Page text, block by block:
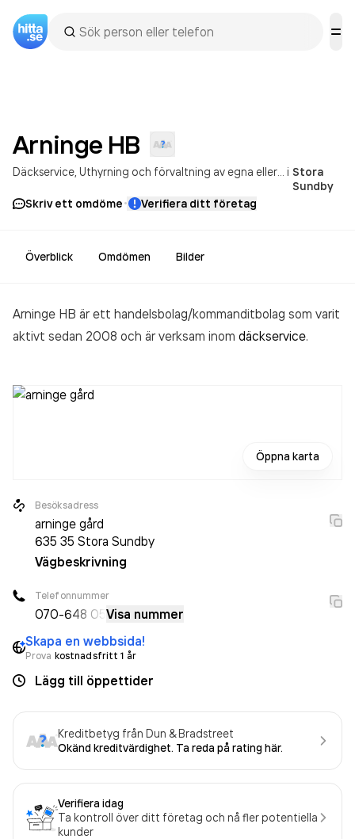
Arninge HB
Däckservice Uthyrning och förvaltning av egna eller arrenderade, andra lokaler i Stora
Sundby
Skriv ett omdöme· Verifiera ditt företag
Överblick Omdömen Bilder
Arninge HB är ett handelsbolag/kommanditbolag som varit
aktivt sedan 2008 och är verksam inom däckservice.
Öppna karta
Besöksadress
arninge gård
635 35 Stora Sundby
Vägbeskrivning
Telefonnummer
070-648 05 Visa nummer
Skapa en webbsida!
Prova kostnadsfritt 1 år
Lägg till öppettider
Kreditbetyg från Dun & Bradstreet
Okänd kreditvärdighet. Ta reda på rating här.
Verifiera idag
Ta kontroll över ditt företag och nå fler potentiella
kunder